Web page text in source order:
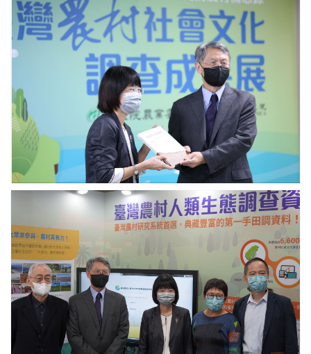
畫
總
主
持
人
明
珂
院
士
致
贈
豐
人
志
文
3.JPG